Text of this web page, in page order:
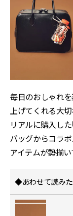
毎日のおしゃれ
上げてくれる大切
リアルに購入した
バッグからコラ
アイテムが勢揃い
◆あわせて読み